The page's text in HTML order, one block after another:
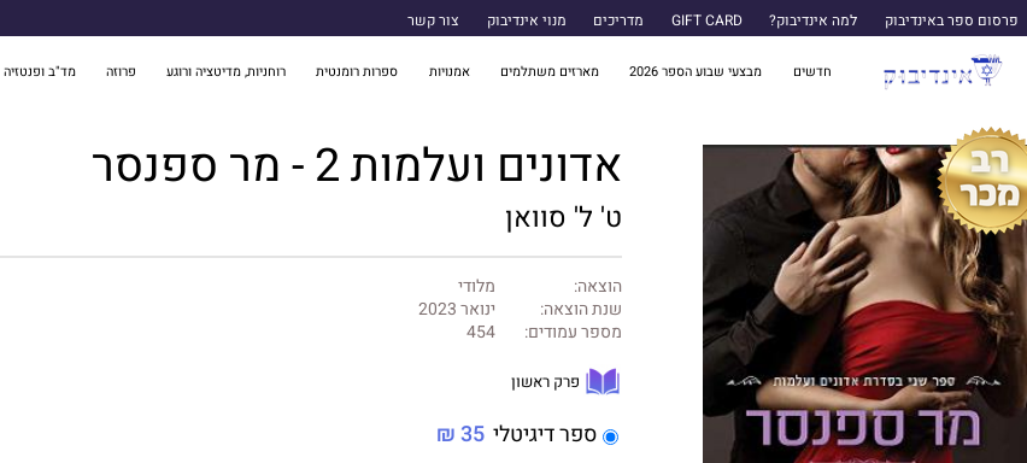
פרסום ספר באינדיבוק למה אינדיבוק? GIFT CARD מדריכים מנוי אינדיבוק צור קשר
חדשים מבצעי שבוע הספר 2026 מארזים משתלמים אמנויות ספרות רומנטית רוחניות, מדיטציה ורוגע פרוזה מד"ב ופנטזיה
אדונים ועלמות 2 - מר ספנסר
ט' ל' סוואן
הוצאה:
מלודי
שנת הוצאה:
ינואר 2023
מספר עמודים:
454
פרק ראשון
ספר דיגיטלי 35 ₪